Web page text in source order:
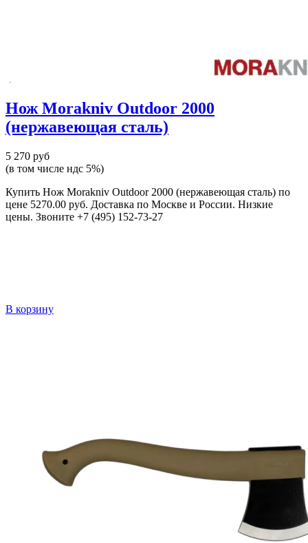
Нож Morakniv Outdoor 2000
(нержавеющая сталь)
5 270 руб
(в том числе ндс 5%)
Купить Нож Morakniv Outdoor 2000 (нержавеющая сталь) по
цене 5270.00 руб. Доставка по Москве и России. Низкие
цены. Звоните +7 (495) 152-73-27
В корзину